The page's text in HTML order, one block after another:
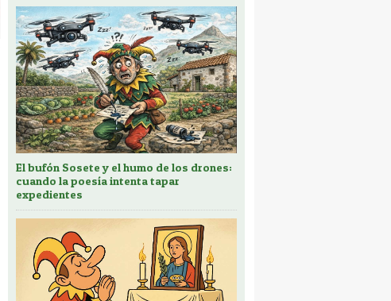
El bufón Sosete y el humo de los drones:
cuando la poesía intenta tapar
expedientes